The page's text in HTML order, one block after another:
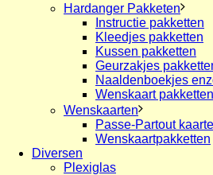
Hardanger Pakketen
Instructie pakketten
Kleedjes pakketten
Kussen pakketten
Geurzakjes
Naaldenboekjes
Wenskaart pakketten
Wenskaarten
Passe-Partout
Wenskaartpakketten
Diversen
Plexiglas